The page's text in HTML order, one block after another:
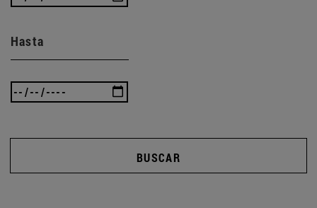
Hasta
BUSCAR